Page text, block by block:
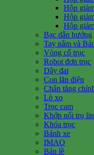
Hộp
Hộp
Hộp
Bạc dẫn hướng
Tay nắm và
Vòng cổ trục
Robot đơn trục
Dây đai
Con lăn điện
Chân tăng
Lò xo
Trục cam
Khớp nối trụ
Khóa trục
Bánh xe
IMAO
Bản lề